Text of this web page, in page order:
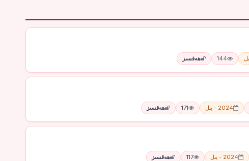
144 ھەقسىز
2024 - يىل 171 ھەقسىز
2024 - يىل 117 ھەقسىز